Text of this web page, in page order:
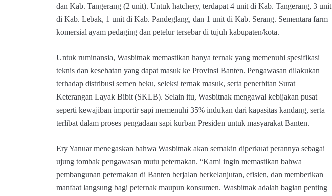
dan Kab. Tangerang (2 unit). Untuk hatchery, terdapat 4 unit di Kab. Tangerang, 3 unit
di Kab. Lebak, 1 unit di Kab. Pandeglang, dan 1 unit di Kab. Serang. Sementara farm
komersial ayam pedaging dan petelur tersebar di tujuh kabupaten/kota.
Untuk ruminansia, Wasbitnak memastikan hanya ternak yang memenuhi spesifikasi
teknis dan kesehatan yang dapat masuk ke Provinsi Banten. Pengawasan dilakukan
terhadap distribusi semen beku, seleksi ternak masuk, serta penerbitan Surat
Keterangan Layak Bibit (SKLB). Selain itu, Wasbitnak mengawal kebijakan pusat
seperti kewajiban importir sapi memenuhi 35% indukan dari kapasitas kandang, serta
terlibat dalam proses pengadaan sapi kurban Presiden untuk masyarakat Banten.
Ery Yanuar menegaskan bahwa Wasbitnak akan semakin diperkuat perannya sebagai
ujung tombak pengawasan mutu peternakan. “Kami ingin memastikan bahwa
pembangunan peternakan di Banten berjalan berkelanjutan, efisien, dan memberikan
manfaat langsung bagi peternak maupun konsumen. Wasbitnak adalah bagian penting